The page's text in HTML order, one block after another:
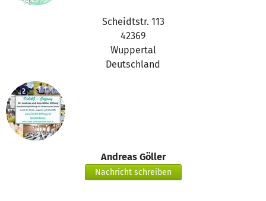
Scheidtstr. 113
42369
Wuppertal
Deutschland
Andreas Göller
Nachricht schreiben